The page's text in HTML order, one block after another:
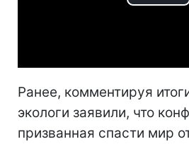
Ранее, комментируя
экологи заявили, что
призванная спасти мир